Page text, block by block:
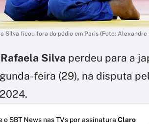
Silva ficou fora do pódio em Paris (Foto: Alexandre
Rafaela Silva perdeu para a
feira (29), na disputa
o SBT News nas TVs por assinatura Claro